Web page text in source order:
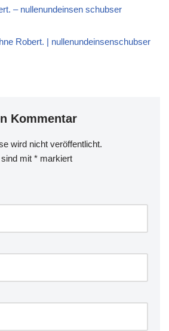
– nullenundeinsen schubser
Robert. | nullenundeinsenschubser
Kommentar
wird nicht veröffentlicht.
mit * markiert